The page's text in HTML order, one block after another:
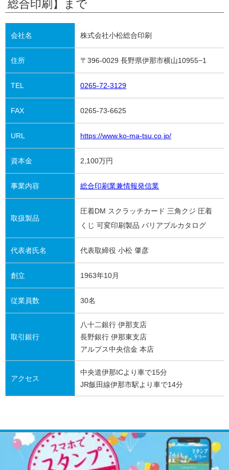
総合印刷】まで
会社名 株式会社小松総合印刷
住所 〒396-0029 長野県伊那市横山10955−1
TEL 0265-72-3129
FAX 0265-73-6625
URL https://www.ko-ma-tsu.co.jp/
資本金 2,100万円
事業内容 総合印刷業兼情報発信業
取扱製品
圧着DM スクラッチカード 三角クジ 圧着
くじ 可変印刷製品 バリアブルカタログ
代表者氏名 代表取締役 小松 肇彦
創立 1963年10月
従業員数 30名
取引銀行
八十二銀行 伊那支店
長野銀行 伊那東支店
アルプス中央信金 本店
アクセス
中央道伊那ICより車で15分
JR飯田線伊那市駅より車で14分